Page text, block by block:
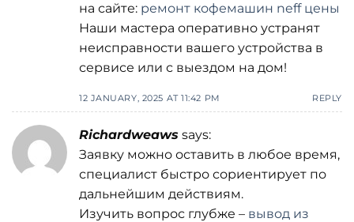
на сайте: ремонт кофемашин neff цены
Наши мастера оперативно устранят
неисправности вашего устройства в
сервисе или с выездом на дом!
12 JANUARY, 2025 AT 11:42 PM REPLY
Richardweaws says:
Заявку можно оставить в любое время,
специалист быстро сориентирует по
дальнейшим действиям.
Изучить вопрос глубже – вывод из